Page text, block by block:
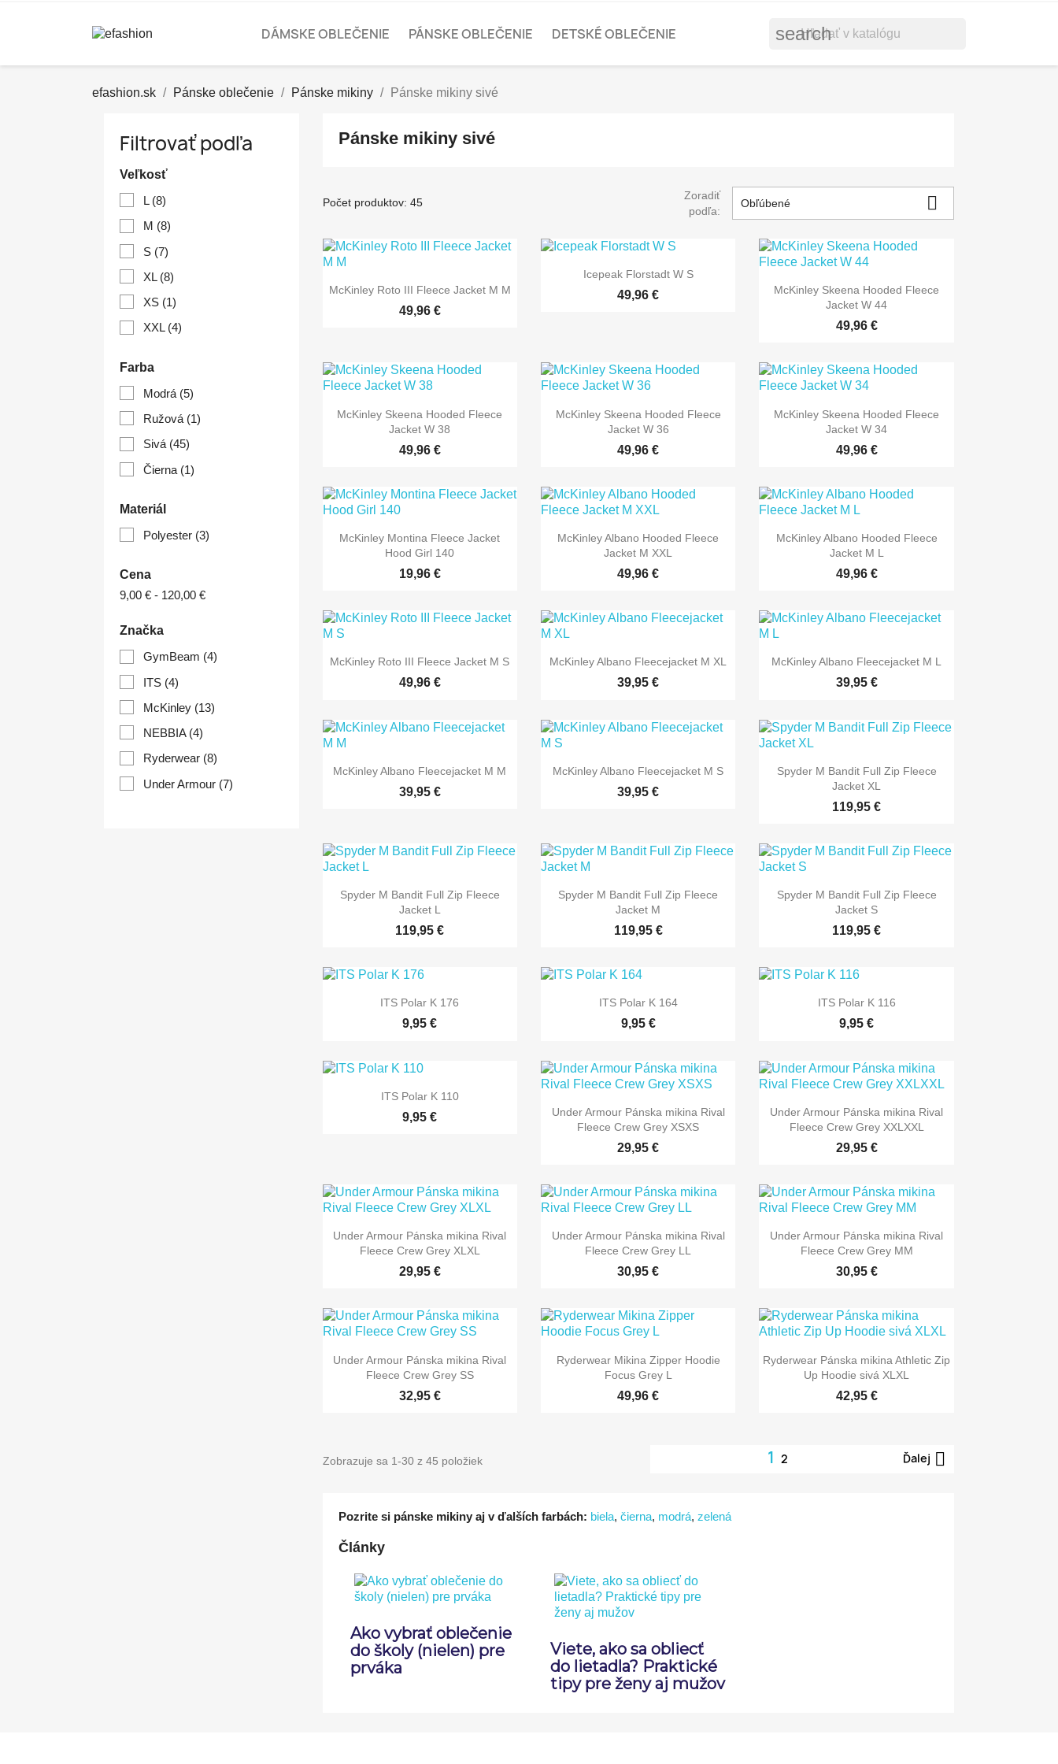
DÁMSKE OBLEČENIE PÁNSKE OBLEČENIE DETSKÉ OBLEČENIE search
efashion.sk Pánske oblečenie Pánske mikiny Pánske mikiny sivé
Filtrovať podľa
Veľkosť
L (8)
M (8)
S (7)
XL (8)
XS (1)
XXL (4)
Farba
Modrá (5)
Ružová (1)
Sivá (45)
Čierna (1)
Materiál
Polyester (3)
Cena
9,00 € - 120,00 €
Značka
GymBeam (4)
ITS (4)
McKinley (13)
NEBBIA (4)
Ryderwear (8)
Under Armour (7)
Pánske mikiny sivé
Počet produktov: 45
Zoradiť
podľa:
Obľúbené 
McKinley Roto III Fleece Jacket M M
49,96 €
Icepeak Florstadt W S
49,96 €
McKinley Skeena Hooded Fleece
Jacket W 44
49,96 €
McKinley Skeena Hooded Fleece
Jacket W 38
49,96 €
McKinley Skeena Hooded Fleece
Jacket W 36
49,96 €
McKinley Skeena Hooded Fleece
Jacket W 34
49,96 €
McKinley Montina Fleece Jacket
Hood Girl 140
19,96 €
McKinley Albano Hooded Fleece
Jacket M XXL
49,96 €
McKinley Albano Hooded Fleece
Jacket M L
49,96 €
McKinley Roto III Fleece Jacket M S
49,96 €
McKinley Albano Fleecejacket M XL
39,95 €
McKinley Albano Fleecejacket M L
39,95 €
McKinley Albano Fleecejacket M M
39,95 €
McKinley Albano Fleecejacket M S
39,95 €
Spyder M Bandit Full Zip Fleece
Jacket XL
119,95 €
Spyder M Bandit Full Zip Fleece
Jacket L
119,95 €
Spyder M Bandit Full Zip Fleece
Jacket M
119,95 €
Spyder M Bandit Full Zip Fleece
Jacket S
119,95 €
ITS Polar K 176
9,95 €
ITS Polar K 164
9,95 €
ITS Polar K 116
9,95 €
ITS Polar K 110
9,95 €
Under Armour Pánska mikina Rival
Fleece Crew Grey XSXS
29,95 €
Under Armour Pánska mikina Rival
Fleece Crew Grey XXLXXL
29,95 €
Under Armour Pánska mikina Rival
Fleece Crew Grey XLXL
29,95 €
Under Armour Pánska mikina Rival
Fleece Crew Grey LL
30,95 €
Under Armour Pánska mikina Rival
Fleece Crew Grey MM
30,95 €
Under Armour Pánska mikina Rival
Fleece Crew Grey SS
32,95 €
Ryderwear Mikina Zipper Hoodie
Focus Grey L
49,96 €
Ryderwear Pánska mikina Athletic Zip
Up Hoodie sivá XLXL
42,95 €
Zobrazuje sa 1-30 z 45 položiek 12 Ďalej 
Pozrite si pánske mikiny aj v ďalších farbách: biela, čierna, modrá, zelená
Články
Ako vybrať oblečenie
do školy (nielen) pre
prváka
Viete, ako sa obliecť
do lietadla? Praktické
tipy pre ženy aj mužov